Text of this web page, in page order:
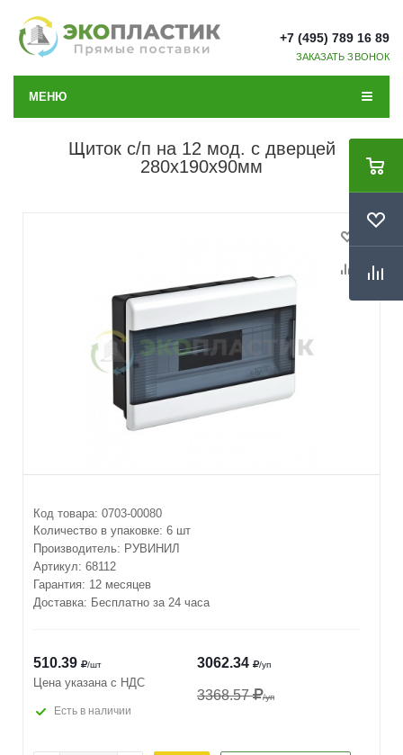
+7 (495) 789 16 89
ЗАКАЗАТЬ ЗВОНОК
МЕНЮ
Щиток с/п на 12 мод. с дверцей
280х190х90мм
Код товара: 0703-00080
Количество в упаковке: 6 шт
Производитель: РУВИНИЛ
Артикул: 68112
Гарантия: 12 месяцев
Доставка: Бесплатно за 24 часа
3062.34 /уп
3368.57 /уп
510.39 /шт
Цена указана с НДС
Есть в наличии